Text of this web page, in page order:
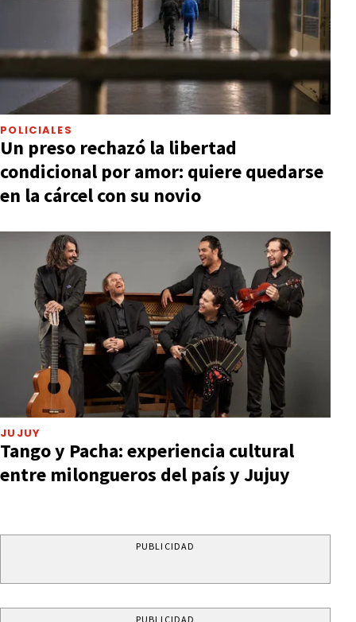
POLICIALES
Un preso rechazó la libertad
condicional por amor: quiere quedarse
en la cárcel con su novio
JUJUY
Tango y Pacha: experiencia cultural
entre milongueros del país y Jujuy
PUBLICIDAD
PUBLICIDAD